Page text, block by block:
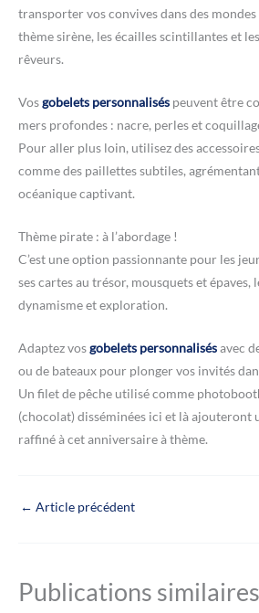
transporter vos convives dans des
thème sirène, les écailles scintillantes et
rêveurs.
Vosgobelets personnalisés peuvent être
mers profondes : nacre, perles et
Pour aller plus loin, utilisez des
comme des paillettes subtiles,
océanique captivant.
Thème pirate : à l’abordage !
C’est une option passionnante pour les
ses cartes au trésor, mousquets et épaves,
dynamisme et exploration.
Adaptez vosgobelets personnalisésavec
ou de bateaux pour plonger vos invités
Un filet de pêche utilisé comme
(chocolat) disséminées ici et là ajouteront
raffiné à cet anniversaire à thème.
← Article précédent
Publications similaires